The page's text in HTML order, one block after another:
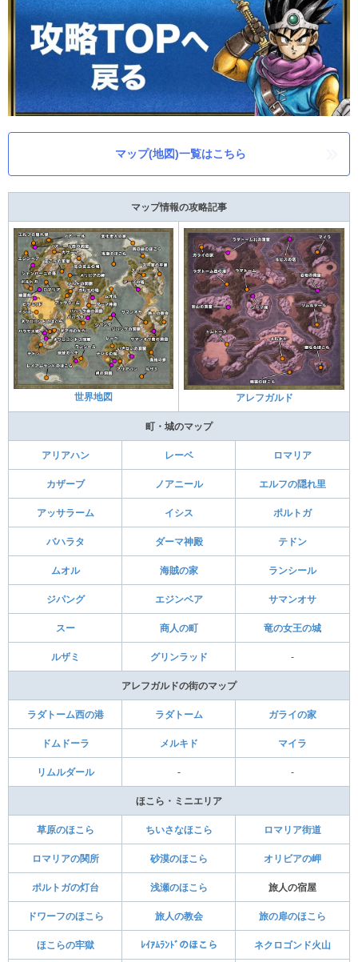
マップ(地図)一覧はこちら
マップ情報の攻略記事
世界地図 アレフガルド
町・城のマップ
アリアハン レーベ ロマリア
カザーブ ノアニール エルフの隠れ里
アッサラーム イシス ポルトガ
バハラタ ダーマ神殿 テドン
ムオル 海賊の家 ランシール
ジパング エジンベア サマンオサ
スー 商人の町 竜の女王の城
ルザミ グリンラッド -
アレフガルドの街のマップ
ラダトーム西の港 ラダトーム ガライの家
ドムドーラ メルキド マイラ
リムルダール - -
ほこら・ミニエリア
草原のほこら ちいさなほこら ロマリア街道
ロマリアの関所 砂漠のほこら オリビアの岬
ポルトガの灯台 浅瀬のほこら 旅人の宿屋
ドワーフのほこら 旅人の教会 旅の扉のほこら
ほこらの牢獄 ﾚｲｱﾑﾗﾝﾄﾞのほこら ネクロゴンド火山